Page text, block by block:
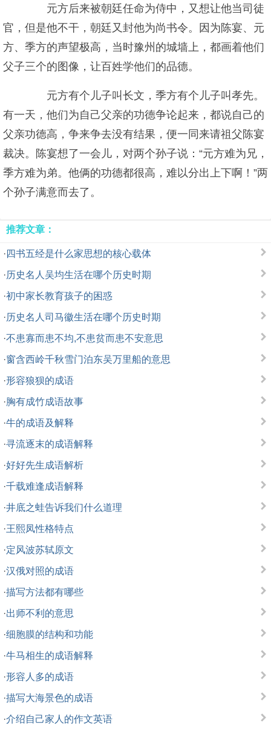
元方后来被朝廷任命为侍中，又想让他当司徒
官，但是他不干，朝廷又封他为尚书令。因为陈宴、元
方、季方的声望极高，当时豫州的城墙上，都画着他们
父子三个的图像，让百姓学他们的品德。
元方有个儿子叫长文，季方有个儿子叫孝先。
有一天，他们为自己父亲的功德争论起来，都说自己的
父亲功德高，争来争去没有结果，便一同来请祖父陈宴
裁决。陈宴想了一会儿，对两个孙子说：“元方难为兄，
季方难为弟。他俩的功德都很高，难以分出上下啊！”两
个孙子满意而去了。
推荐文章：
· 四书五经是什么家思想的核心载体
·历史名人吴均生活在哪个历史时期
·初中家长教育孩子的困惑
·历史名人司马徽生活在哪个历史时期
·不患寡而患不均,不患贫而患不安意思
·窗含西岭千秋雪门泊东吴万里船的意思
·形容狼狈的成语
·胸有成竹成语故事
·牛的成语及解释
·寻流逐末的成语解释
·好好先生成语解析
·千载难逢成语解释
·井底之蛙告诉我们什么道理
·王熙凤性格特点
·定风波苏轼原文
·汉俄对照的成语
·描写方法都有哪些
·出师不利的意思
·细胞膜的结构和功能
·牛马相生的成语解释
·形容人多的成语
·描写大海景色的成语
·介绍自己家人的作文英语